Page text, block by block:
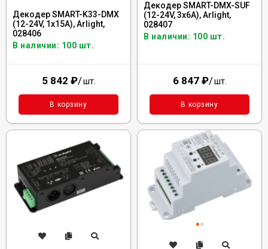
Декодер SMART-K33-DMX
(12-24V, 1x15A), Arlight,
028406
В наличии: 100 шт.
5 842 ₽/шт.
В корзину
Декодер SMART-DMX-SUF
(12-24V, 3x6A), Arlight,
028407
В наличии: 100 шт.
6 847 ₽/шт.
В корзину